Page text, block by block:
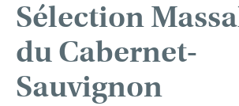
Sélection
du Cabernet-
Sauvignon